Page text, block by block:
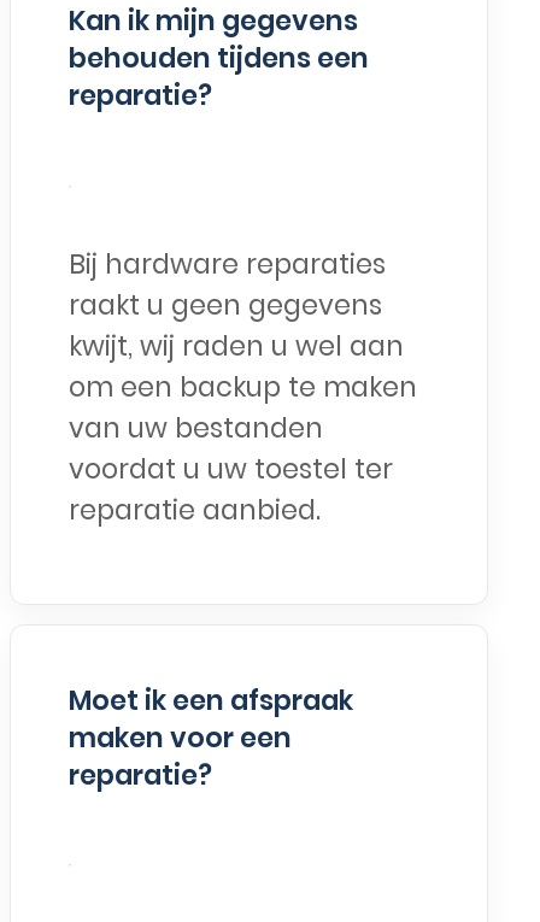
Kan ik mijn gegevens
behouden tijdens een
reparatie?
Bij hardware reparaties
raakt u geen gegevens
kwijt, wij raden u wel aan
om een backup te maken
van uw bestanden
voordat u uw toestel ter
reparatie aanbied.
Moet ik een afspraak
maken voor een
reparatie?